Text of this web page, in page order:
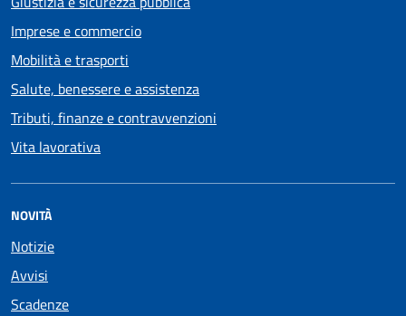
Imprese e commercio
Mobilità e trasporti
Salute, benessere e assistenza
Tributi, finanze e contravvenzioni
Vita lavorativa
NOVITÀ
Notizie
Avvisi
Scadenze